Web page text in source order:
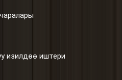
изилдөө иштери